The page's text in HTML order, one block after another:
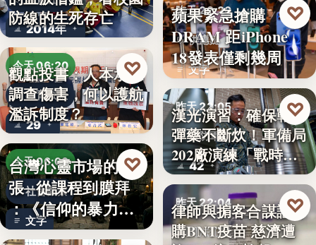
2014年
防線的生死存亡
今天 06:20
教育政策
29
觀點投書：人本承認
調查傷害，何以護航
濫訴制度？
♡
今天 06:00
社會觀察
文字
台灣心靈市場的擴
張─從課程到膜拜
：《信仰的暴力》
選摘（3…
♡
昨天 22:20
供應鏈
文字
蘋果緊急搶購
DRAM 距iPhone
18發表僅剩幾周
♡
昨天 22:05
國防軍事
42
漢光演習：確保戰時
彈藥不斷炊！軍備局
202廠演練「戰時
產…
♡
昨天 22:04
司法犯罪
律師與掮客合謀誆可
購BNT疫苗 慈濟遭
♡